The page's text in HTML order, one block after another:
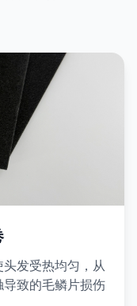
发受热均匀，从
致的毛鳞片损伤